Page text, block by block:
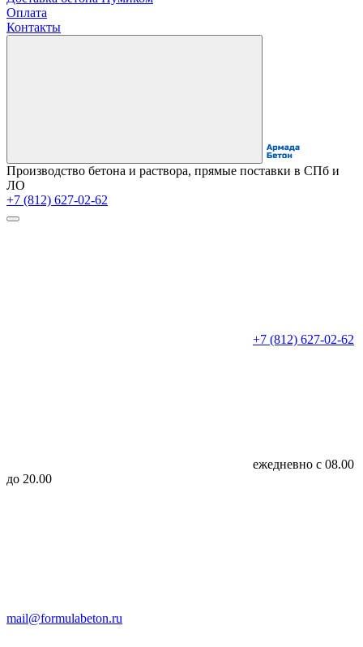
Оплата
Контакты
Производство бетона и раствора, прямые поставки в СПб и
ЛО
+7 (812) 627-02-62
+7 (812) 627-02-62
ежедневно с 08.00
до 20.00
mail@formulabeton.ru